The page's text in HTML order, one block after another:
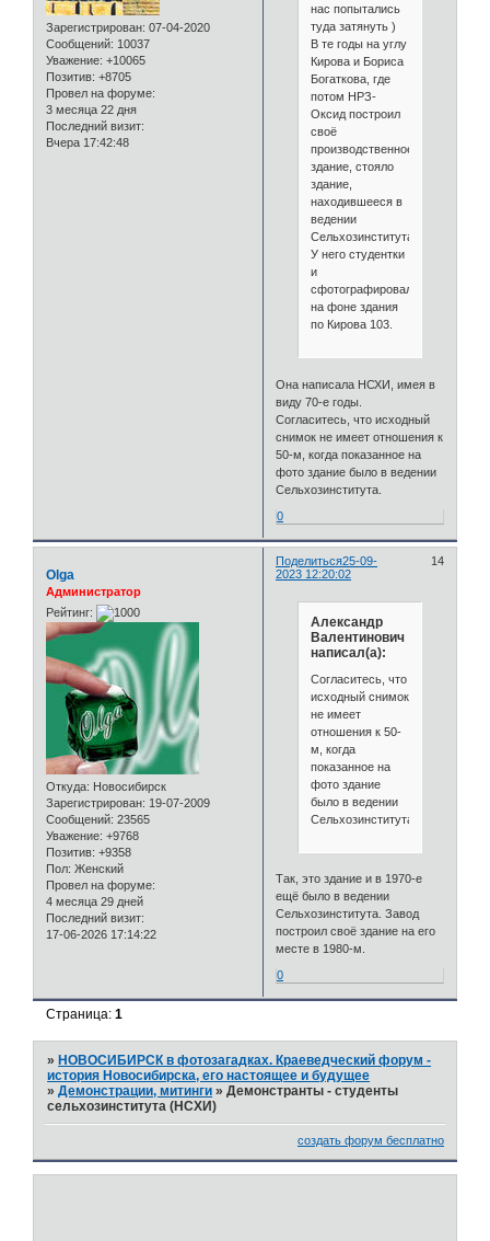
Зарегистрирован: 07-04-2020
Сообщений: 10037
Уважение: +10065
Позитив: +8705
Провел на форуме:
3 месяца 22 дня
Последний визит:
Вчера 17:42:48
нас попытались
туда затянуть )
В те годы на углу
Кирова и Бориса
Богаткова, где
потом НРЗ-
Оксид построил
своё
производственное
здание, стояло
здание,
находившееся в
ведении
Сельхозинститута.
У него студентки
и
сфотографировались,
на фоне здания
по Кирова 103.
Она написала НСХИ, имея в
виду 70-е годы.
Согласитесь, что исходный
снимок не имеет отношения к
50-м, когда показанное на
фото здание было в ведении
Сельхозинститута.
0
Поделиться 14
25-09-
2023 12:20:02
Olga
Администратор
Рейтинг:
Откуда: Новосибирск
Зарегистрирован: 19-07-2009
Сообщений: 23565
Уважение: +9768
Позитив: +9358
Пол: Женский
Провел на форуме:
4 месяца 29 дней
Последний визит:
17-06-2026 17:14:22
Александр
Валентинович
написал(а):
Согласитесь, что
исходный снимок
не имеет
отношения к 50-
м, когда
показанное на
фото здание
было в ведении
Сельхозинститута.
Так, это здание и в 1970-е
ещё было в ведении
Сельхозинститута. Завод
построил своё здание на его
месте в 1980-м.
0
Страница:1
»НОВОСИБИРСК в фотозагадках. Краеведческий форум -
история Новосибирска, его настоящее и будущее
»Демонстрации, митинги »Демонстранты - студенты
сельхозинститута (НСХИ)
создать форум бесплатно